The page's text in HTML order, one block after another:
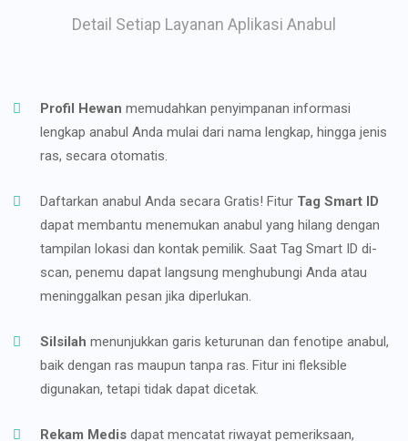
Detail Setiap Layanan Aplikasi Anabul
Profil Hewan memudahkan penyimpanan informasi
lengkap anabul Anda mulai dari nama lengkap, hingga jenis
ras, secara otomatis.
Daftarkan anabul Anda secara Gratis! Fitur Tag Smart ID
dapat membantu menemukan anabul yang hilang dengan
tampilan lokasi dan kontak pemilik. Saat Tag Smart ID di-
scan, penemu dapat langsung menghubungi Anda atau
meninggalkan pesan jika diperlukan.
Silsilah menunjukkan garis keturunan dan fenotipe anabul,
baik dengan ras maupun tanpa ras. Fitur ini fleksible
digunakan, tetapi tidak dapat dicetak.
Rekam Medis dapat mencatat riwayat pemeriksaan,